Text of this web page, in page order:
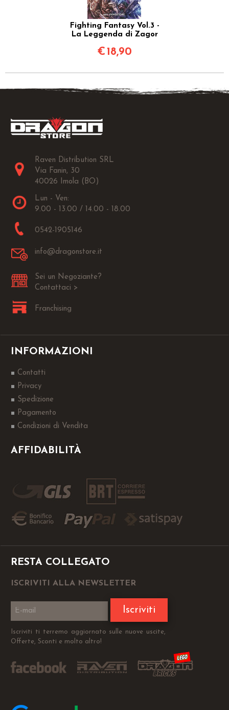
Fighting Fantasy Vol.3 -
La Leggenda di Zagor
€ 18,90
Raven Distribution SRL
Via Fanin, 30
40026 Imola (BO)
Lun - Ven:
9.00 - 13.00 / 14.00 - 18.00
0542-1905146
info@dragonstore.it
Sei un Negoziante?
Contattaci >
Franchising
INFORMAZIONI
Contatti
Privacy
Spedizione
Pagamento
Condizioni di Vendita
AFFIDABILITÀ
RESTA COLLEGATO
ISCRIVITI ALLA NEWSLETTER
Iscriviti
Iscriviti ti terremo aggiornato sulle nuove uscite,
Offerte, Sconti e molto altro!